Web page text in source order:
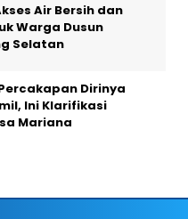
Air Bersih dan
Warga Dusun
Selatan
Dirinya
Ini Klarifikasi
Mariana